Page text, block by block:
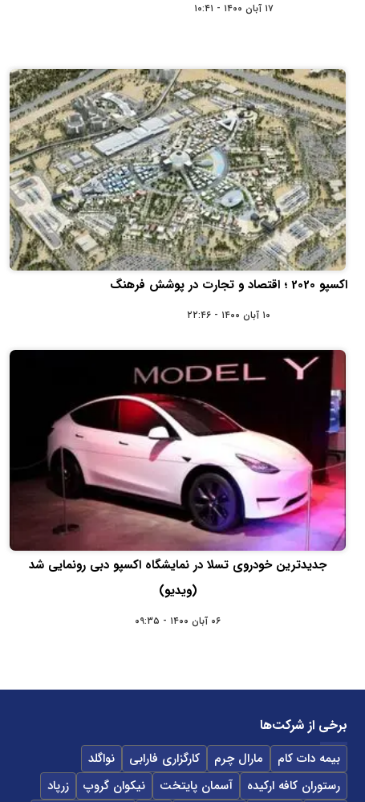
۱۷ آبان ۱۴۰۰ - ۱۰:۴۱
اکسپو 2020 ؛ اقتصاد و تجارت در پوشش فرهنگ
۱۰ آبان ۱۴۰۰ - ۲۲:۴۶
جدیدترین خودروی تسلا در نمایشگاه اکسپو دبی رونمایی شد
(ویدیو)
۰۶ آبان ۱۴۰۰ - ۰۹:۳۵
برخی از شرکت‌ها
بیمه دات کام مارال چرم کارگزاری فارابی
نواگلد
رستوران کافه ارکیده
آسمان پایتخت نیکوان گروپ زرپاد